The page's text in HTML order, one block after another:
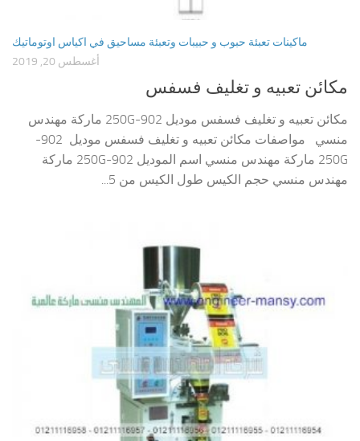
ماكينات تعبئة حبوب و حبيبات وتعبئة مساحيق في اكياس اوتوماتيك
أغسطس 20, 2019
مكائن تعبيه و تغليف فسفس
مكائن تعبيه و تغليف فسفس موديل 902-250G ماركة مهندس
منسي مواصفات مكائن تعبيه و تغليف فسفس موديل 902-
250G ماركة مهندس منسي اسم الموديل 902-250G ماركة
مهندس منسي حجم الكيس طول الكيس من 5...